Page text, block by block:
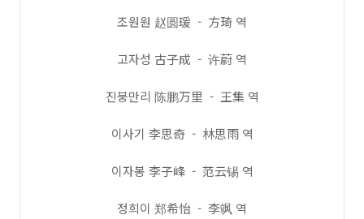
조원원 赵圆瑗 - 方琦 역
고자성 古子成 - 许蔚 역
진붕만리 陈鹏万里 - 王集 역
이사기 李思奇 - 林思雨 역
이자봉 李子峰 - 范云锡 역
정희이 郑希怡 - 李飒 역